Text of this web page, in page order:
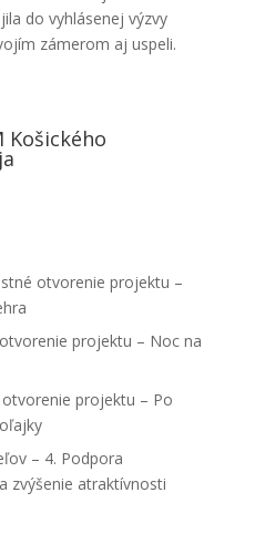
do vyhlásenej výzvy
zámerom aj uspeli.
Košického
otvorenie projektu –
projektu – Noc na
otvorenie projektu – Po
– 4. Podpora
zvýšenie atraktívnosti